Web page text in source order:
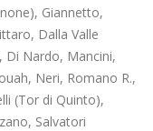
Giannetto,
Dalla Valle
Di Nardo, Mancini,
Neri, Romano R.,
(Tor di Quinto),
Salvatori